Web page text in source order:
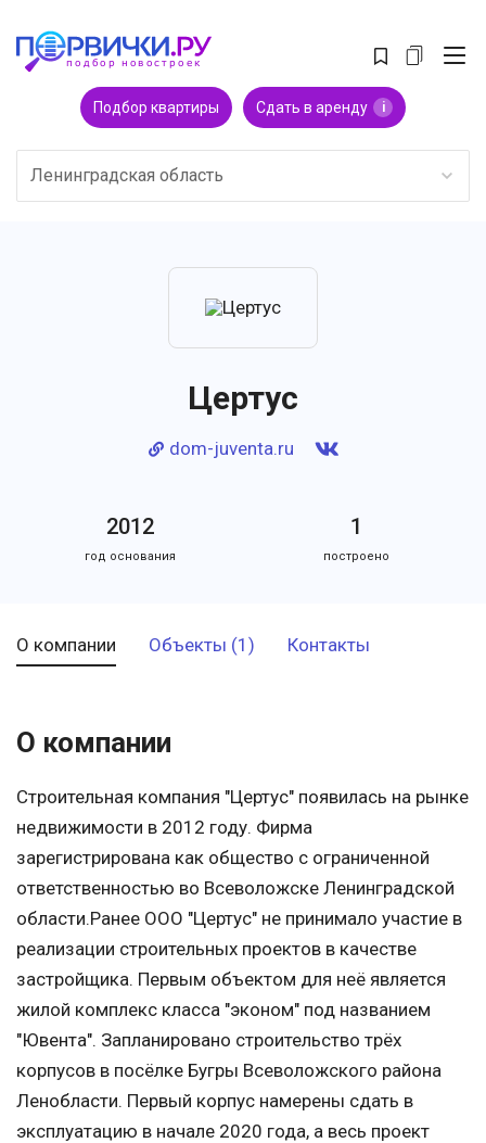
Подбор квартиры Сдать в аренду i
Ленинградская область
Цертус
dom-juventa.ru
2012
год основания
1
построено
О компании Объекты (1) Контакты
О компании
Строительная компания "Цертус" появилась на рынке
недвижимости в 2012 году. Фирма
зарегистрирована как общество с ограниченной
ответственностью во Всеволожске Ленинградской
области.Ранее ООО "Цертус" не принимало участие в
реализации строительных проектов в качестве
застройщика. Первым объектом для неё является
жилой комплекс класса "эконом" под названием
"Ювента". Запланировано строительство трёх
корпусов в посёлке Бугры Всеволожского района
Ленобласти. Первый корпус намерены сдать в
эксплуатацию в начале 2020 года, а весь проект